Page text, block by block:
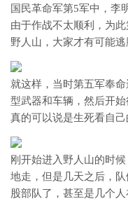
国民革命军第5军中，李
由于作战不太顺利，为
野人山，大家才有可能逃
就这样，当时第五军奉
型武器和车辆，然后开
真的可以说是生死看自己
刚开始进入野人山的时
地走，但是几天之后，
股部队了，甚至是几个